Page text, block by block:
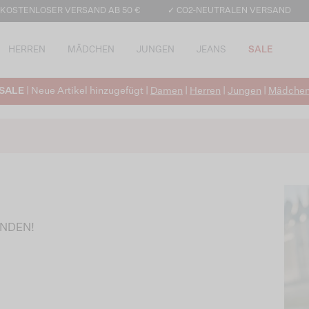
VERSAND AB 50 € ✓ CO2-NEUTRALEN VERSAND
HERREN MÄDCHEN JUNGEN JEANS SALE
| Neue Artikel hinzugefügt | Damen Herren Jungen